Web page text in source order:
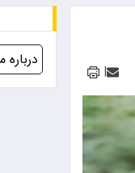
|
درباره